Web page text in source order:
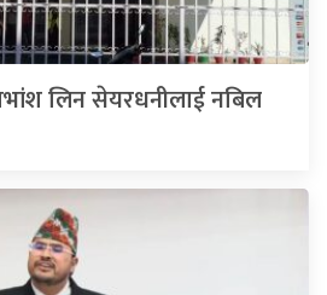
लिन सेयरधनीलाई नबिल